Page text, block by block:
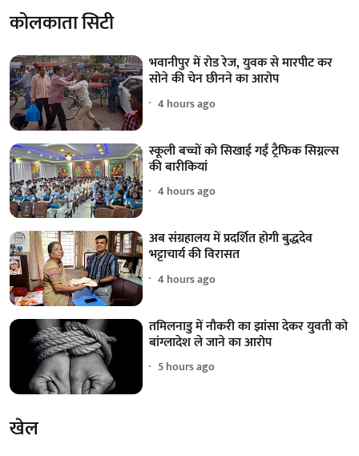
कोलकाता सिटी
भवानीपुर में रोड रेज, युवक से मारपीट कर
सोने की चेन छीनने का आरोप
4 hours ago
स्कूली बच्चों को सिखाई गईं ट्रैफिक सिग्नल्स
की बारीकियां
4 hours ago
अब संग्रहालय में प्रदर्शित होगी बुद्धदेव
भट्टाचार्य की विरासत
4 hours ago
तमिलनाडु में नौकरी का झांसा देकर युवती को
बांग्लादेश ले जाने का आरोप
5 hours ago
खेल